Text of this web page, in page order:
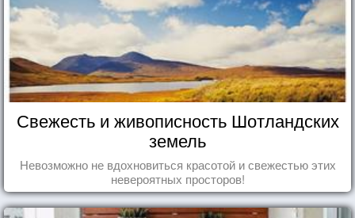
Свежесть и живописность Шотландских
земель
Невозможно не вдохновиться красотой и свежестью этих
невероятных просторов!